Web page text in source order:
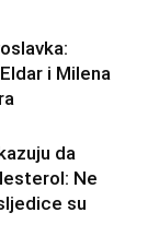
i Milena
da
Ne
su